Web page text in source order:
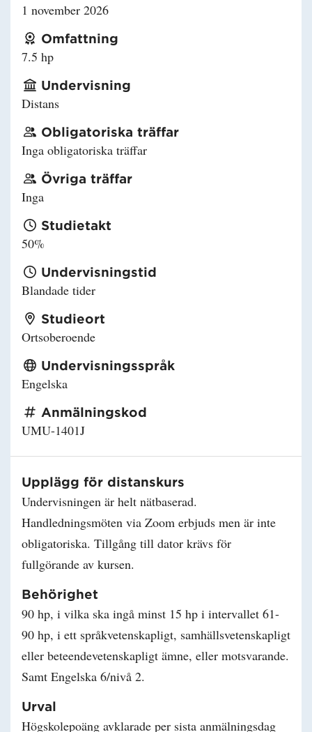
1 november 2026
Omfattning
7.5 hp
Undervisning
Distans
Obligatoriska träffar
Inga obligatoriska träffar
Övriga träffar
Inga
Studietakt
50%
Undervisningstid
Blandade tider
Studieort
Ortsoberoende
Undervisningsspråk
Engelska
Anmälningskod
UMU-1401J
Upplägg för distanskurs
Undervisningen är helt nätbaserad.
Handledningsmöten via Zoom erbjuds men är inte
obligatoriska. Tillgång till dator krävs för
fullgörande av kursen.
Behörighet
90 hp, i vilka ska ingå minst 15 hp i intervallet 61-
90 hp, i ett språkvetenskapligt, samhällsvetenskapligt
eller beteendevetenskapligt ämne, eller motsvarande.
Samt Engelska 6/nivå 2.
Urval
Högskolepoäng avklarade per sista anmälningsdag